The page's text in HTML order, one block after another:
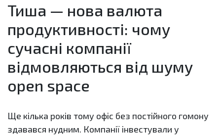
Тиша — нова валюта
продуктивності: чому
сучасні компанії
відмовляються від шуму
open space
Ще кілька років тому офіс без постійного гомону
здавався нудним. Компанії інвестували у